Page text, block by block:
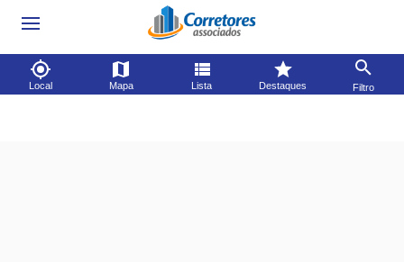
Local Mapa Lista Destaques Filtro